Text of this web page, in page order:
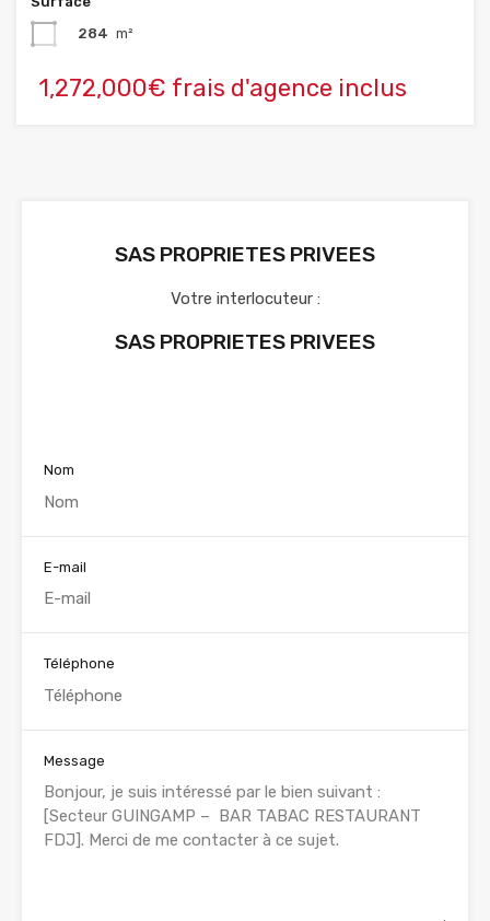
284 m²
1,272,000€ frais d'agence inclus
SAS PROPRIETES PRIVEES
Votre interlocuteur :
SAS PROPRIETES PRIVEES
Nom
E-mail
Téléphone
Message